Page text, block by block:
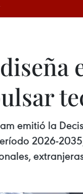
emitió la
2026-